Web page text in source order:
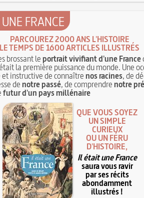
FRANCE
PARCOUREZ 2000 ANS L'HISTOIRE
LE TEMPS DE 1600 ARTICLES ILLUSTRÉS
brossant leportrait vivifiant d'une France
la première puissance du monde. Une
instructive de connaîtrenos racines, de
denotre passé, de comprendrenotre
futur d'un pays millénaire
QUE VOUS SOYEZ
UN SIMPLE
CURIEUX
OU UN FÉRU
D'HISTOIRE,
Il était une France
saura vous ravir
par ses récits
abondamment
illustrés !